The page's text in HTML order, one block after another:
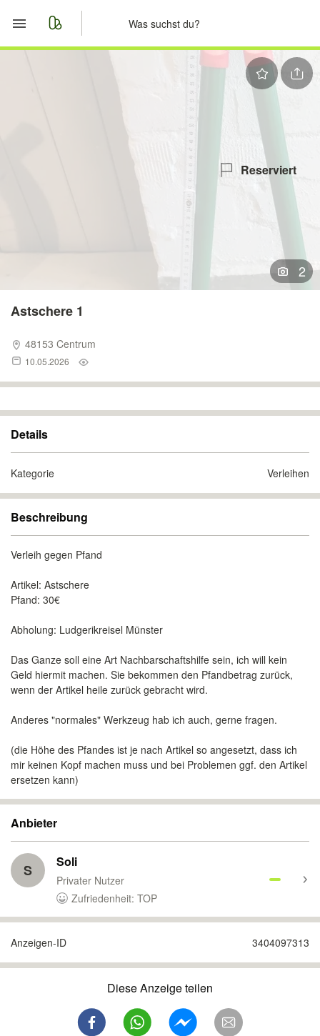
Reserviert
2
Astschere 1
48153 Centrum
10.05.2026
Details
Kategorie Verleihen
Beschreibung
Verleih gegen Pfand
Artikel: Astschere
Pfand: 30€
Abholung: Ludgerikreisel Münster
Das Ganze soll eine Art Nachbarschaftshilfe sein, ich will kein
Geld hiermit machen. Sie bekommen den Pfandbetrag zurück,
wenn der Artikel heile zurück gebracht wird.
Anderes "normales" Werkzeug hab ich auch, gerne fragen.
(die Höhe des Pfandes ist je nach Artikel so angesetzt, dass ich
mir keinen Kopf machen muss und bei Problemen ggf. den Artikel
ersetzen kann)
Anbieter
S Soli
Privater Nutzer
Zufriedenheit: TOP
Anzeigen-ID 3404097313
Diese Anzeige teilen